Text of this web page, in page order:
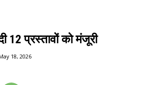
12 प्रस्तावों को मंजूरी
18, 2026